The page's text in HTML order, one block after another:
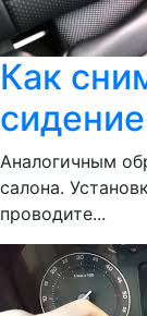
Как
Аналогичным
салона.
проводите...